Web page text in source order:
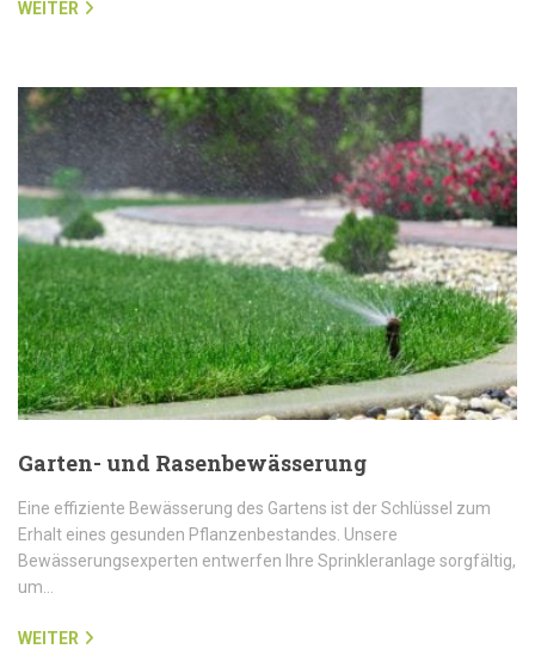
WEITER
Garten- und Rasenbewässerung
Eine effiziente Bewässerung des Gartens ist der Schlüssel zum
Erhalt eines gesunden Pflanzenbestandes. Unsere
Bewässerungsexperten entwerfen Ihre Sprinkleranlage sorgfältig,
um…
WEITER